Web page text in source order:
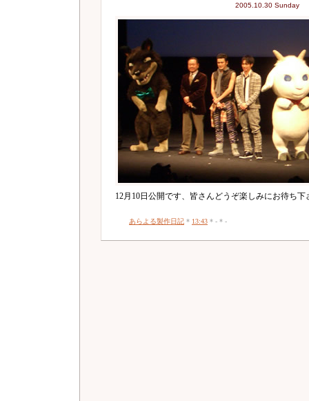
2005.10.30 Sunday
12月10日公開です、皆さんどうぞ楽しみにお待ち下
あらよる製作日記 * 13:43 * - * -